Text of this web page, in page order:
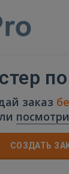
заказ
СОЗДАТЬ